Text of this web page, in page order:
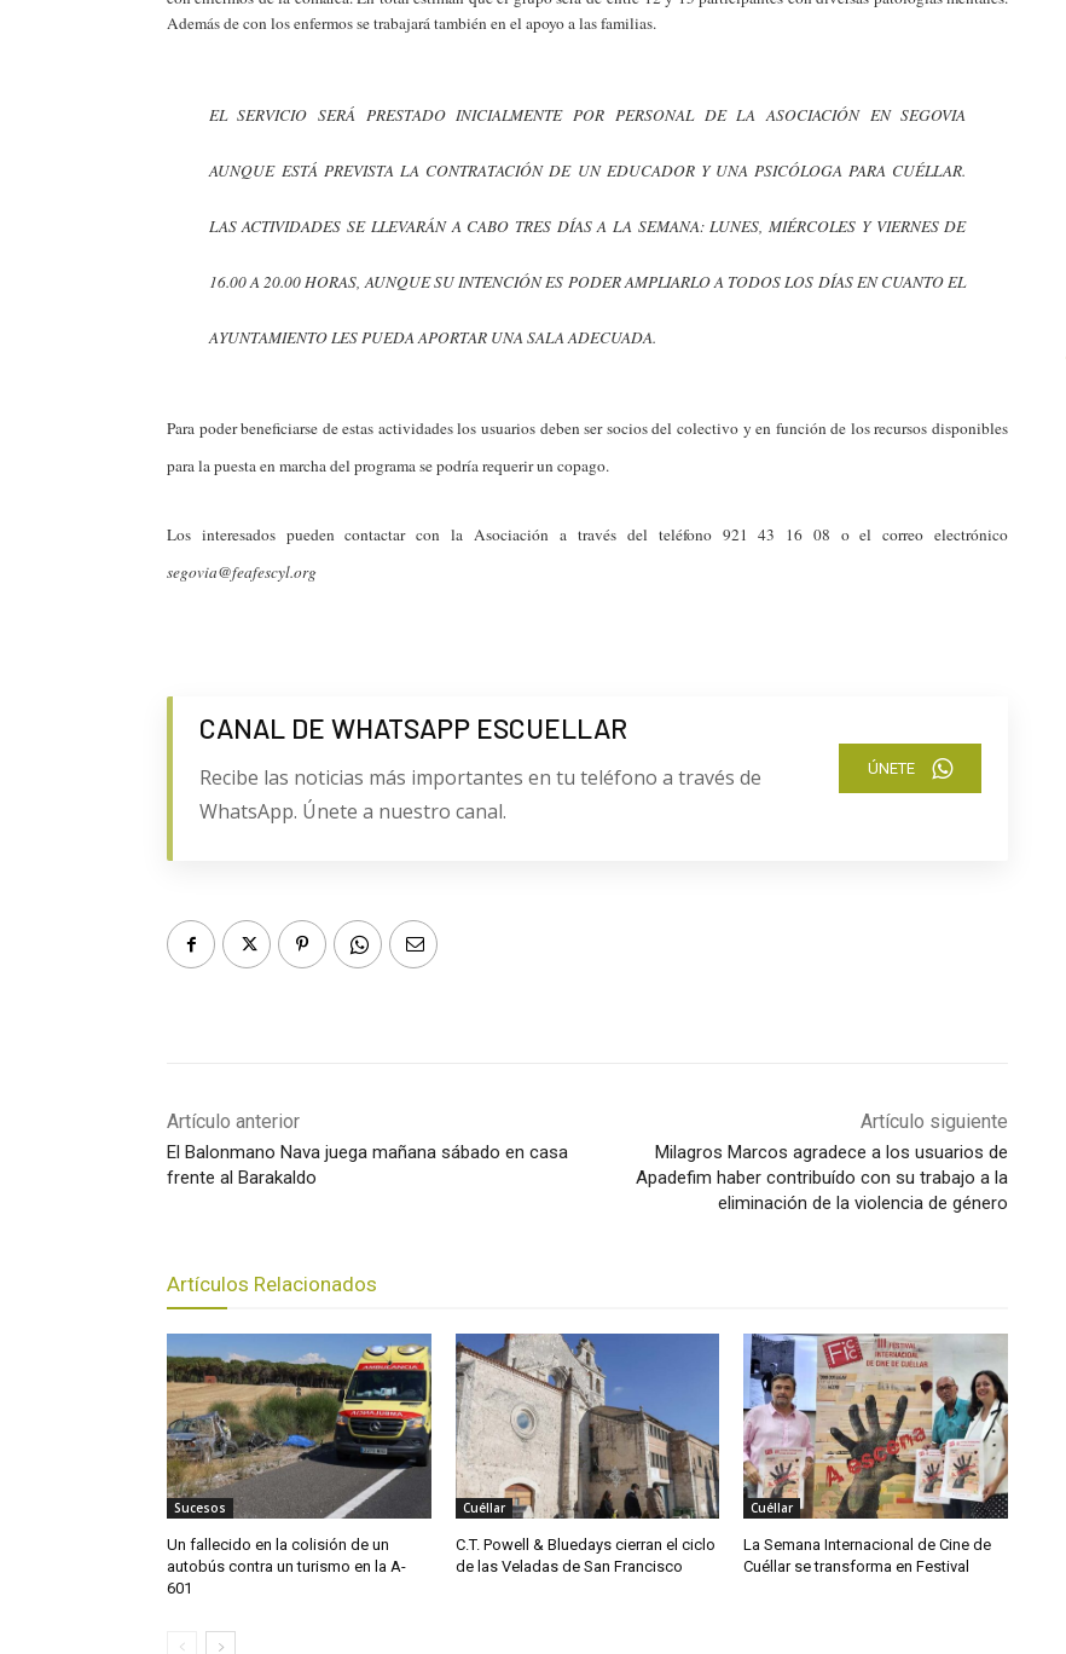
Además de con los enfermos se trabajará también en el apoyo a las familias.
EL SERVICIO SERÁ PRESTADO INICIALMENTE POR PERSONAL DE LA ASOCIACIÓN EN SEGOVIA
AUNQUE ESTÁ PREVISTA LA CONTRATACIÓN DE UN EDUCADOR Y UNA PSICÓLOGA PARA CUÉLLAR.
LAS ACTIVIDADES SE LLEVARÁN A CABO TRES DÍAS A LA SEMANA: LUNES, MIÉRCOLES Y VIERNES DE
16.00 A 20.00 HORAS, AUNQUE SU INTENCIÓN ES PODER AMPLIARLO A TODOS LOS DÍAS EN CUANTO EL
AYUNTAMIENTO LES PUEDA APORTAR UNA SALA ADECUADA.
Para poder beneficiarse de estas actividades los usuarios deben ser socios del colectivo y en función de los recursos disponibles
para la puesta en marcha del programa se podría requerir un copago.
Los interesados pueden contactar con la Asociación a través del teléfono 921 43 16 08 o el correo electrónico
segovia@feafescyl.org
CANAL DE WHATSAPP ESCUELLAR
Recibe las noticias más importantes en tu teléfono a través de
WhatsApp. Únete a nuestro canal.
ÚNETE
Artículo anterior
El Balonmano Nava juega mañana sábado en casa
frente al Barakaldo
Artículo siguiente
Milagros Marcos agradece a los usuarios de
Apadefim haber contribuído con su trabajo a la
eliminación de la violencia de género
Artículos Relacionados
Sucesos
Un fallecido en la colisión de un
autobús contra un turismo en la A-
601
Cuéllar
C.T. Powell & Bluedays cierran el ciclo
de las Veladas de San Francisco
Cuéllar
La Semana Internacional de Cine de
Cuéllar se transforma en Festival